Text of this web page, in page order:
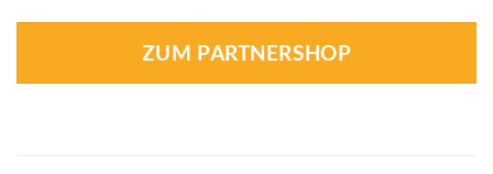
ZUM PARTNERSHOP